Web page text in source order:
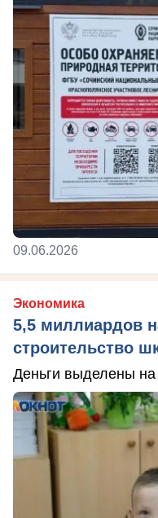
09.06.2026
Экономика
5,5 миллиардов
строительство
Деньги выделены на